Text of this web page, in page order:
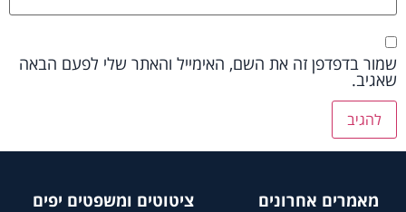
שמור בדפדפן זה את השם, האימייל והאתר שלי לפעם הבאה
שאגיב.
מאמרים אחרונים
ציטוטים ומשפטים יפים